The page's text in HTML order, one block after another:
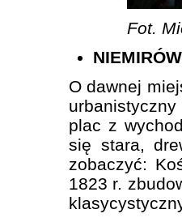
Fot.
NIEMIRÓW
O dawnej
plac z
się stara,
zobaczyć:
1823 r.